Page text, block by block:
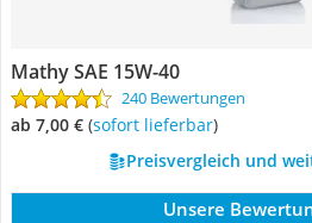
Mathy SAE 15W-40
240 Bewertungen
ab 7,00 € ( Sofort lieferbar)
Preisvergleich und
Unsere